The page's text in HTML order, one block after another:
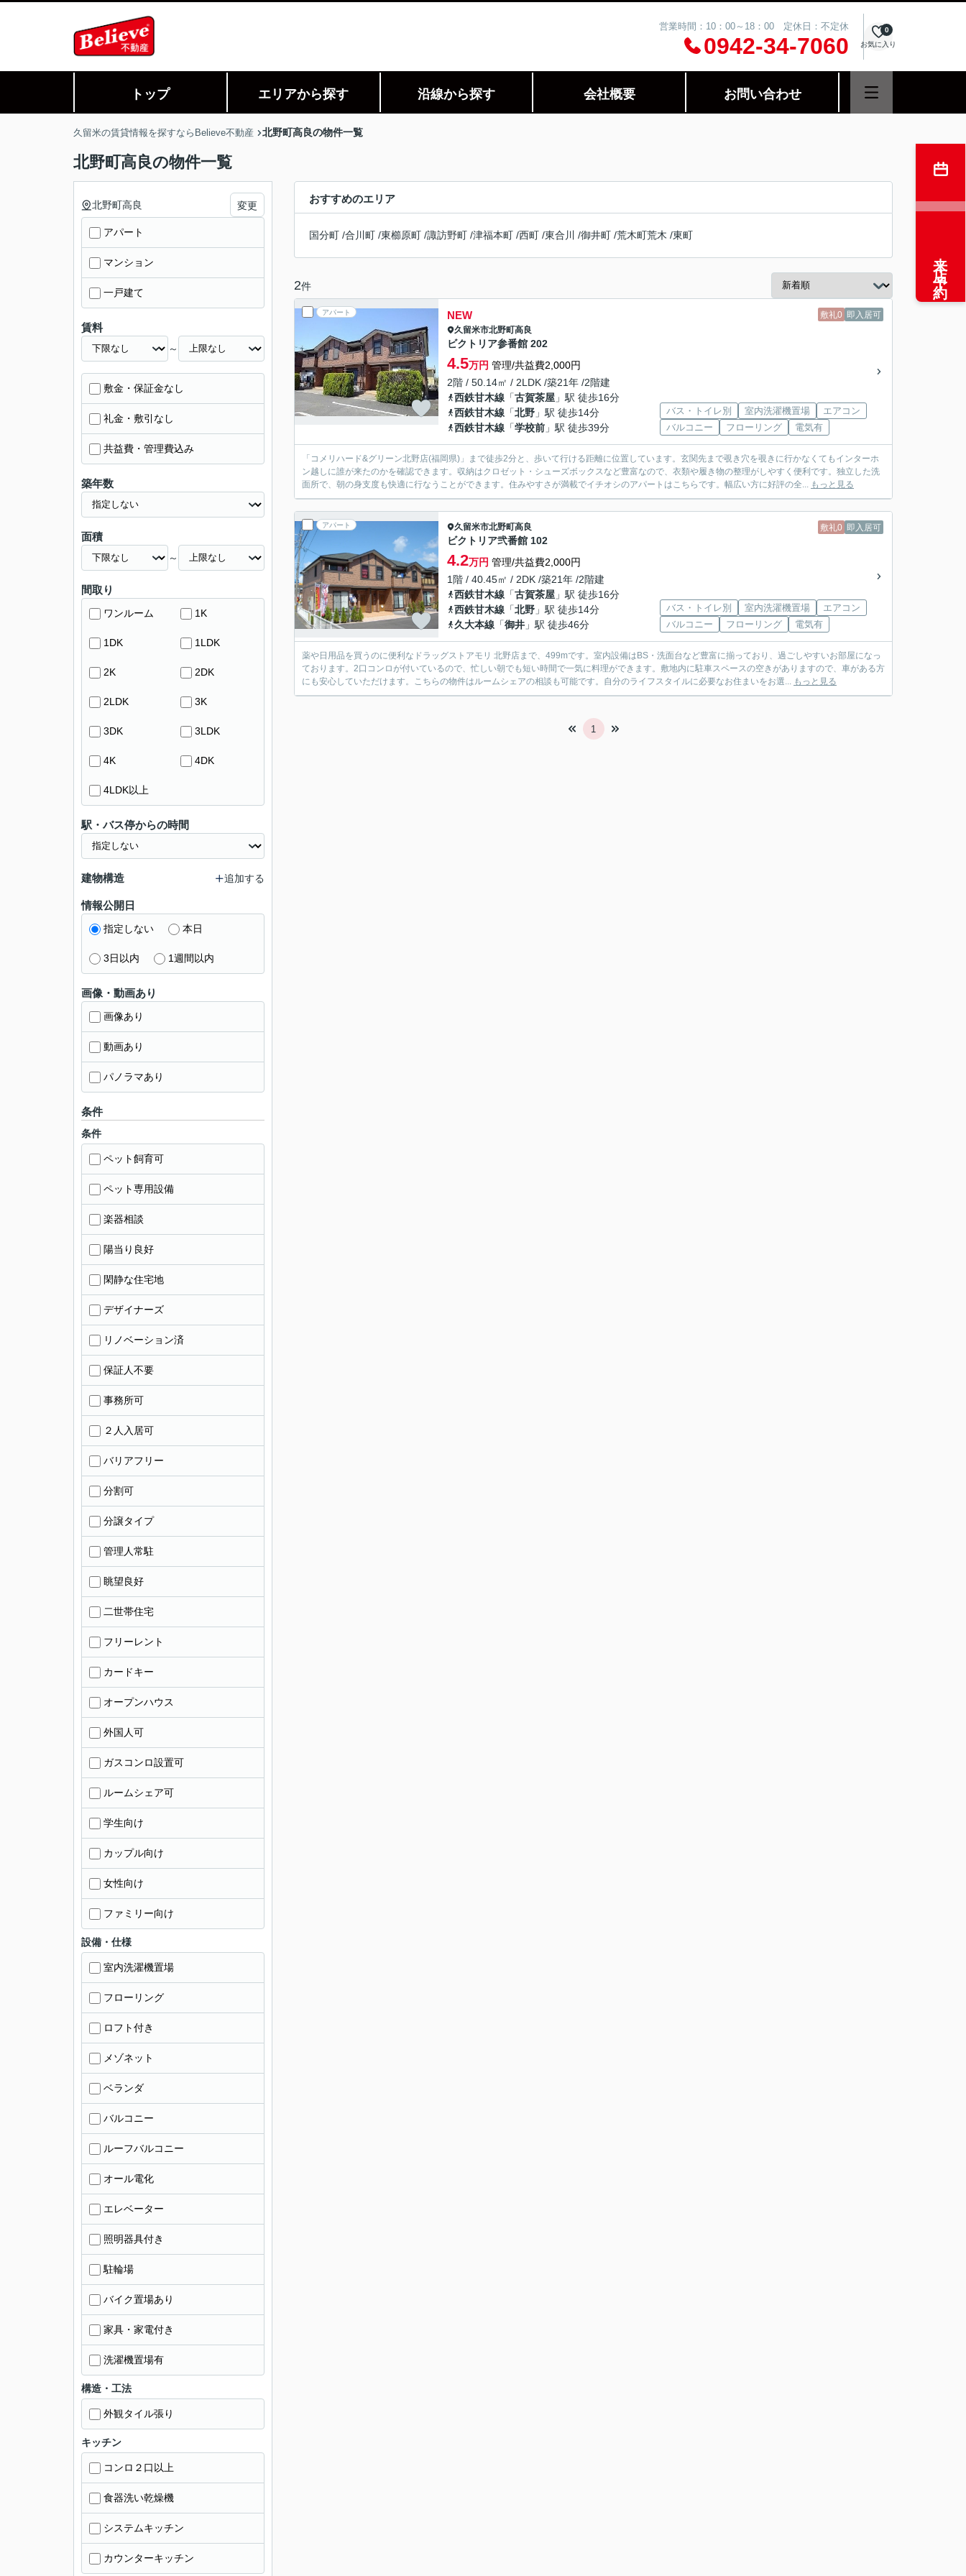
営業時間：10：00～18：00 定休日：不定休
0942-34-7060 お気に入り
0
トップ エリアから探す 沿線から探す 会社概要 お問い合わせ
久留米の賃貸情報を探すならBelieve不動産 北野町高良の物件一覧
北野町高良の物件一覧
おすすめのエリア
国分町 /合川町 /東櫛原町 /諏訪野町 /津福本町 /西町 /東合川 /御井町 /荒木町荒木 /東町
2件
アパート 敷礼0 即入居可
NEW
久留米市北野町高良
ビクトリア参番館 202
4.5万円 管理/共益費2,000円
2階 / 50.14㎡ / 2LDK /築21年 /2階建
西鉄甘木線 「古賀茶屋 」駅 徒歩16分
西鉄甘木線 「北野 」駅 徒歩14分
西鉄甘木線 「学校前 」駅 徒歩39分
バス・トイレ別 室内洗濯機置場
エアコン
バルコニー
フローリング 電気有
「コメリハード&グリーン北野店(福岡県)」まで徒歩2分と、歩いて行ける距離に位置しています。玄関先まで覗き穴を覗きに行かなくてもインターホ
ン越しに誰が来たのかを確認できます。収納はクロゼット・シューズボックスなど豊富なので、衣類や履き物の整理がしやすく便利です。独立した洗
面所で、朝の身支度も快適に行なうことができます。住みやすさが満載でイチオシのアパートはこちらです。幅広い方に好評の全... もっと見る
アパート 敷礼0 即入居可
久留米市北野町高良
ビクトリア弐番館 102
4.2万円 管理/共益費2,000円
1階 / 40.45㎡ / 2DK /築21年 /2階建
西鉄甘木線 「古賀茶屋 」駅 徒歩16分
西鉄甘木線 「北野 」駅 徒歩14分
久大本線 「御井 」駅 徒歩46分
バス・トイレ別 室内洗濯機置場
エアコン
バルコニー
フローリング 電気有
薬や日用品を買うのに便利なドラッグストアモリ 北野店まで、499mです。室内設備はBS・洗面台など豊富に揃っており、過ごしやすいお部屋になっ
ております。2口コンロが付いているので、忙しい朝でも短い時間で一気に料理ができます。敷地内に駐車スペースの空きがありますので、車がある方
にも安心していただけます。こちらの物件はルームシェアの相談も可能です。自分のライフスタイルに必要なお住まいをお選... もっと見る
1
北野町高良 変更
アパート
マンション
一戸建て
賃料
～
敷金・保証金なし
礼金・敷引なし
共益費・管理費込み
築年数
面積
～
間取り
ワンルーム 1K
1DK 1LDK
2K 2DK
2LDK 3K
3DK 3LDK
4K 4DK
4LDK以上
駅・バス停からの時間
建物構造 追加する
情報公開日
指定しない 本日
3日以内 1週間以内
画像・動画あり
画像あり
動画あり
パノラマあり
条件
条件
ペット飼育可
ペット専用設備
楽器相談
陽当り良好
閑静な住宅地
デザイナーズ
リノベーション済
保証人不要
事務所可
２人入居可
バリアフリー
分割可
分譲タイプ
管理人常駐
眺望良好
二世帯住宅
フリーレント
カードキー
オープンハウス
外国人可
ガスコンロ設置可
ルームシェア可
学生向け
カップル向け
女性向け
ファミリー向け
設備・仕様
室内洗濯機置場
フローリング
ロフト付き
メゾネット
ベランダ
バルコニー
ルーフバルコニー
オール電化
エレベーター
照明器具付き
駐輪場
バイク置場あり
家具・家電付き
洗濯機置場有
構造・工法
外観タイル張り
キッチン
コンロ２口以上
食器洗い乾燥機
システムキッチン
カウンターキッチン
来店予約